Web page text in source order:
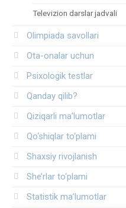
Televizion darslar jadvali
Olimpiada savollari
Ota-onalar uchun
Psixologik testlar
Qanday qilib?
Qiziqarli ma’lumotlar
Qo‘shiqlar to‘plami
Shaxsiy rivojlanish
She’rlar to‘plami
Statistik ma’lumotlar